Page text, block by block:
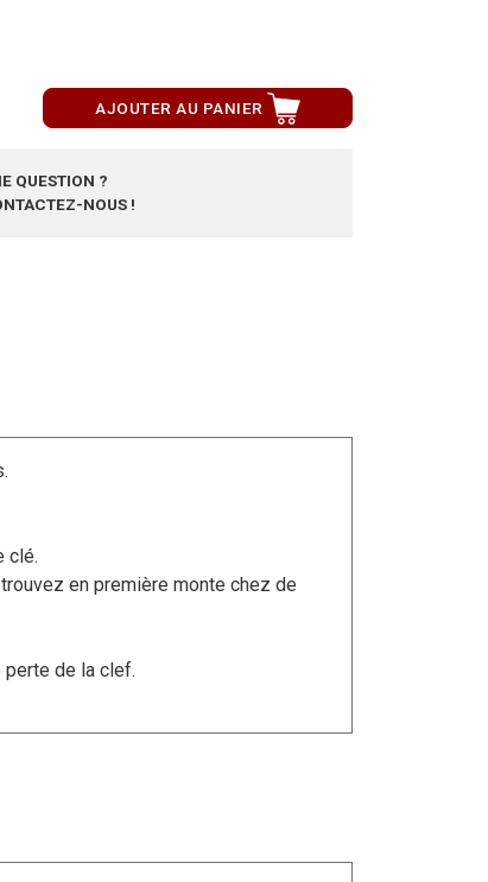
AJOUTER AU PANIER
QUESTION ?
NOUS !
clé.
en première monte chez de
perte de la clef.